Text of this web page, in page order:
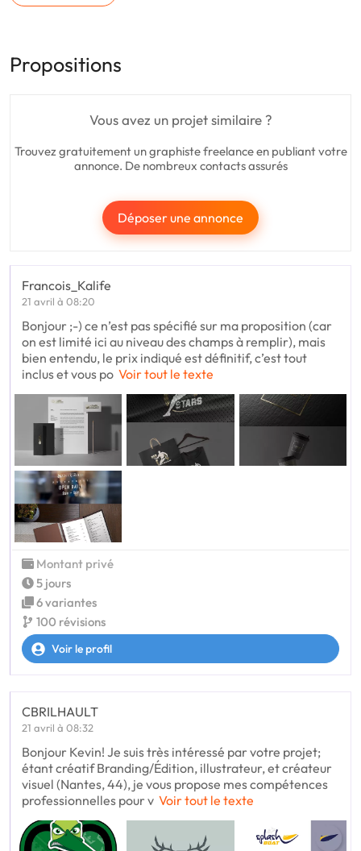
Propositions
Vous avez un projet similaire ?
Trouvez gratuitement un graphiste freelance en publiant votre
annonce. De nombreux contacts assurés
Déposer une annonce
Francois_Kalife
21 avril à 08:20
Bonjour ;-) ce n’est pas spécifié sur ma proposition (car
on est limité ici au niveau des champs à remplir), mais
bien entendu, le prix indiqué est définitif, c’est tout
inclus et vous po Voir tout le texte
Montant privé
5 jours
6 variantes
100 révisions
Voir le profil
CBRILHAULT
21 avril à 08:32
Bonjour Kevin! Je suis très intéressé par votre projet;
étant créatif Branding/Édition, illustrateur, et créateur
visuel (Nantes, 44), je vous propose mes compétences
professionnelles pour v Voir tout le texte